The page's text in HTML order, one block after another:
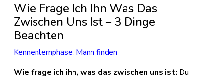
Wie Frage Ich Ihn Was Das
Zwischen Uns Ist – 3 Dinge
Beachten
Kennenlernphase, Mann finden
Wie frage ich ihn, was das zwischen uns ist: Du